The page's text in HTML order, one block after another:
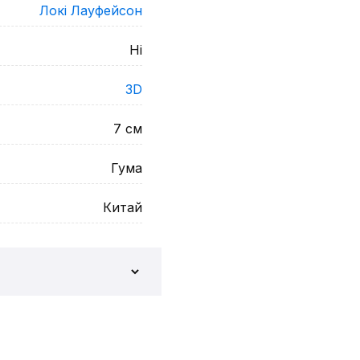
Локі Лауфейсон
Ні
3D
7 см
Гума
Китай